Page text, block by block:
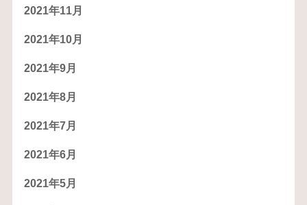
2021年11月
2021年10月
2021年9月
2021年8月
2021年7月
2021年6月
2021年5月